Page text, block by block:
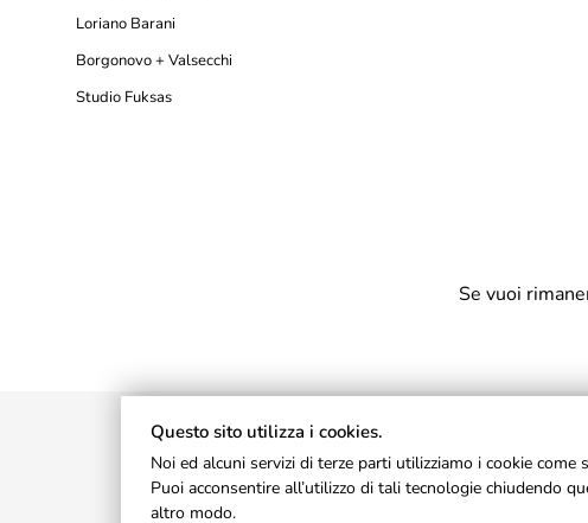
Loriano Barani
Borgonovo + Valsecchi
Studio Fuksas
Se vuoi
Questo sito utilizza i cookies.
Noi ed alcuni servizi di terze parti utilizziamo i cookie come
Puoi acconsentire all’utilizzo di tali tecnologie chiudendo
altro modo.